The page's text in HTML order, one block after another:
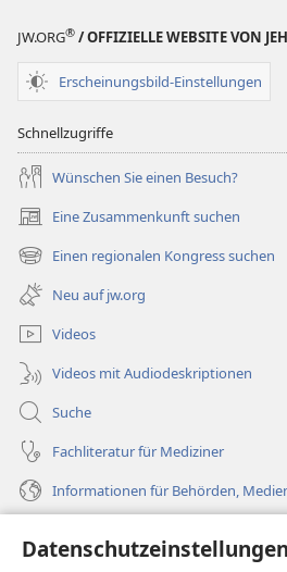
Datenschutzeinstellungen
JW.ORG® / OFFIZIELLE WEBSITE VON
Erscheinungsbild-Einstellungen
Schnellzugriffe
Wünschen Sie einen Besuch?
Eine Zusammenkunft suchen
(öffnet
neues
Fenster)
Einen regionalen Kongress suchen
(öffnet
neues
Fenster)
Neu auf jw.org
Videos
Videos mit Audiodeskriptionen
Suche
Fachliteratur für Mediziner
Informationen für Behörden,